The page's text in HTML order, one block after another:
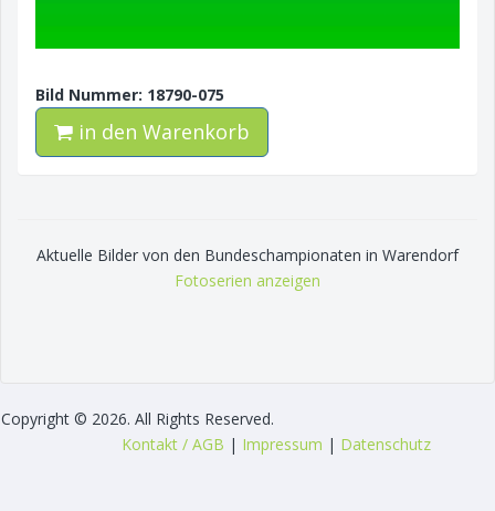
Bild Nummer: 18790-075
in den Warenkorb
Aktuelle Bilder von den Bundeschampionaten in Warendorf
Fotoserien anzeigen
Copyright © 2026. All Rights Reserved.
Kontakt / AGB | Impressum | Datenschutz